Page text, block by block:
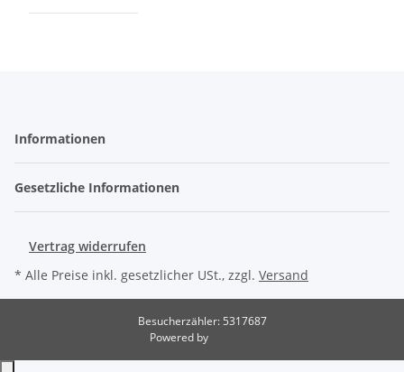
Informationen
Gesetzliche Informationen
Vertrag widerrufen
* Alle Preise inkl. gesetzlicher USt., zzgl. Versand
Besucherzähler: 5317687
Powered by